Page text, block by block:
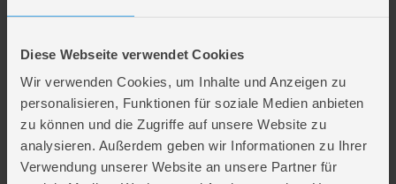
Diese Webseite verwendet Cookies
Wir verwenden Cookies, um Inhalte und Anzeigen zu
personalisieren, Funktionen für soziale Medien anbieten
zu können und die Zugriffe auf unsere Website zu
analysieren. Außerdem geben wir Informationen zu Ihrer
Verwendung unserer Website an unsere Partner für
Butterbier (alkoholfrei)
die sofort Hogwarts-Flair verbreiten.
Zauberstäbe zum Knabbern: Salzstangen mit Schokolade
überzogen.